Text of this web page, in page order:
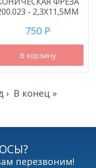
- 2,3Х11,5ММ
750 Р
В корзину
› Последняя
В конец »
перезвоним!